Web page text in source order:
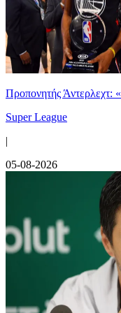
Προπονητής
Super League
|
05-08-2026